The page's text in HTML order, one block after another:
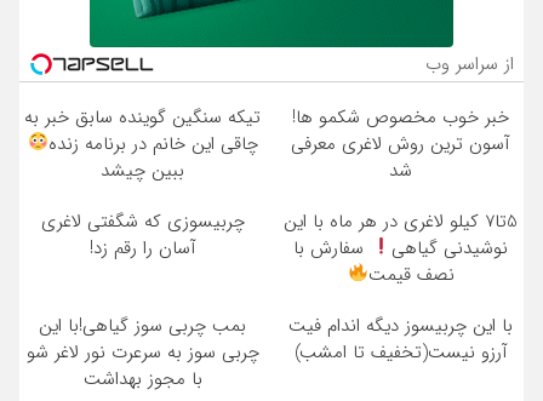
از سراسر وب
خبر خوب مخصوص شکمو ها!
آسون ترین روش لاغری معرفی
شد
تیکه سنگین گوینده سابق خبر به
چاقی این خانم در برنامه زنده
ببین چیشد
5تا7 کیلو لاغری در هر ماه با این
نوشیدنی گیاهی
سفارش با
نصف قیمت
چربیسوزی که شگفتی لاغری
آسان را رقم زد!
با این چربیسوز دیگه اندام فیت
آرزو نیست(تخفیف تا امشب)
بمب چربی سوز گیاهی!با این
چربی سوز به سرعرت نور لاغر شو
با مجوز بهداشت